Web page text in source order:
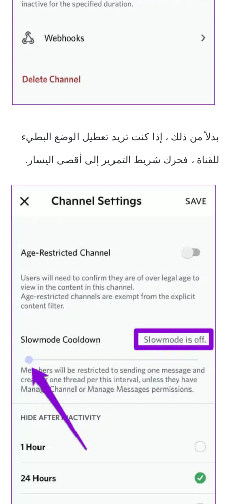
بدلاً من ذلك ، إذا كنت تريد تعطيل الوضع البطيء
للقناة ، فحرك شريط التمرير إلى أقصى اليسار.